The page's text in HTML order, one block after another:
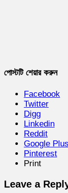
পোস্টটি শেয়ার করুন
Facebook
Twitter
Digg
Linkedin
Reddit
Google Plus
Pinterest
Print
Leave a